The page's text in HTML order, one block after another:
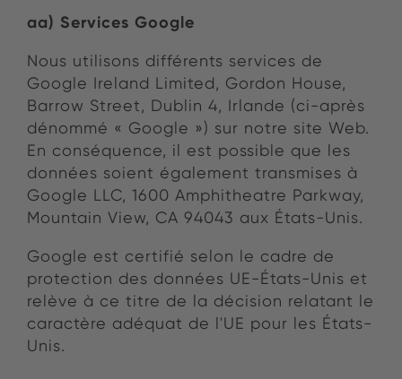
aa) Services Google
Nous utilisons différents services de
Google Ireland Limited, Gordon House,
Barrow Street, Dublin 4, Irlande (ci-après
dénommé « Google ») sur notre site Web.
En conséquence, il est possible que les
données soient également transmises à
Google LLC, 1600 Amphitheatre Parkway,
Mountain View, CA 94043 aux États-Unis.
Google est certifié selon le cadre de
protection des données UE-États-Unis et
relève à ce titre de la décision relatant le
caractère adéquat de l'UE pour les États-
Unis.